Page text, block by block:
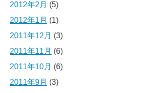
2012年2月 (5)
2012年1月 (1)
2011年12月 (3)
2011年11月 (6)
2011年10月 (6)
2011年9月 (3)